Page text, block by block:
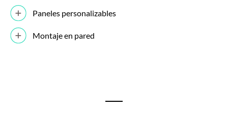
Paneles personalizables
Montaje en pared